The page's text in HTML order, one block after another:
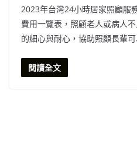
2023年台灣24小時居家照顧服
費用一覽表，照顧老人或病人
的細心與耐心，協助照顧長輩
閱讀全文